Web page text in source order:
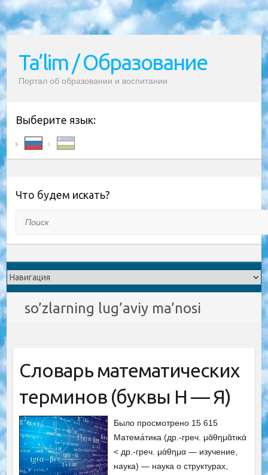
Ta’lim / Образование
Портал об образовании и воспитании
Выберите язык:
Что будем искать?
so’zlarning lug’aviy ma’nosi
Словарь математических
терминов (буквы Н — Я)
Было просмотрено 15 615
Матема́тика (др.-греч. μᾰθημᾰτικά
< др.-греч. μάθημα — изучение,
наука) — наука о структурах,